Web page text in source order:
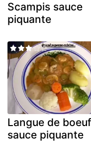
Scampis sauce
piquante
Langue de boeuf
sauce piquante